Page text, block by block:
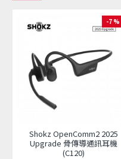
-7 %
Shokz OpenComm2 2025
Upgrade 骨傳導通訊耳機
(C120)